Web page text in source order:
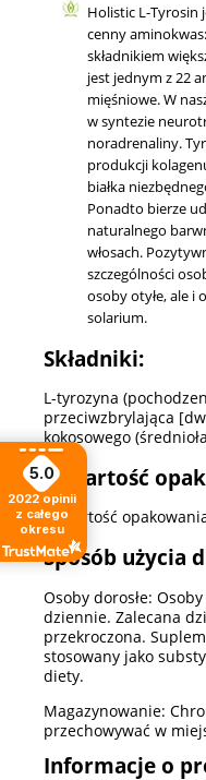
Holistic L-Tyrosin
cenny
składnikiem
jest jednym z 22
mięśniowe. W
w syntezie
noradrenaliny.
produkcji
białka
Ponadto bierze
naturalnego
włosach.
szczególności
osoby otyłe, ale i
solarium.
Składniki:
L-tyrozyna
przeciwzbrylająca
kokosowego
Zawartość
Zawartość
Sposób użycia
Osoby dorosłe:
dziennie. Zalecana
przekroczona.
stosowany jako
diety.
Magazynowanie:
przechowywać w
Informacje o
5.0
2022 opinii
z całego
okresu